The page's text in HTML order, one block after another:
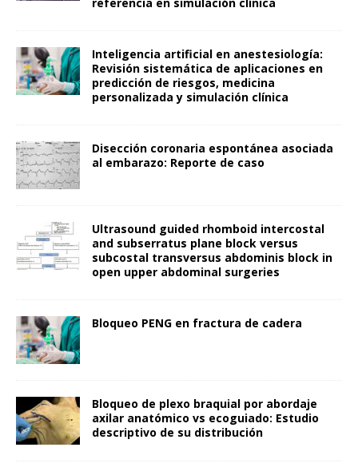
Inteligencia artificial en anestesiología:
Revisión sistemática de aplicaciones en
predicción de riesgos, medicina
personalizada y simulación clínica
Disección coronaria espontánea asociada
al embarazo: Reporte de caso
Ultrasound guided rhomboid intercostal
and subserratus plane block versus
subcostal transversus abdominis block in
open upper abdominal surgeries
Bloqueo PENG en fractura de cadera
Bloqueo de plexo braquial por abordaje
axilar anatómico vs ecoguiado: Estudio
descriptivo de su distribución